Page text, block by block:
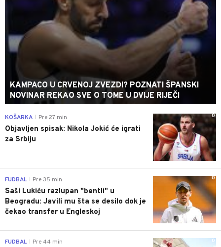
KAMPACO U CRVENOJ ZVEZDI? POZNATI ŠPANSKI
NOVINAR REKAO SVE O TOME U DVIJE RIJEČI
0
KOŠARKA Pre 27 min
Objavljen spisak: Nikola Jokić će igrati
za Srbiju
0
FUDBAL Pre 35 min
Saši Lukiću razlupan "bentli" u
Beogradu: Javili mu šta se desilo dok je
čekao transfer u Engleskoj
0
FUDBAL Pre 44 min